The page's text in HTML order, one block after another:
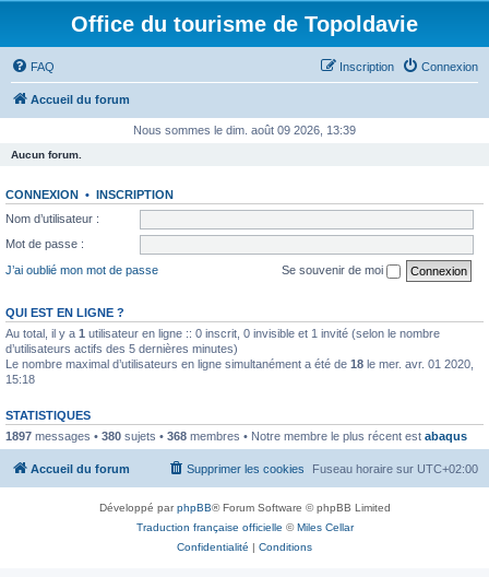
Office du tourisme de Topoldavie
FAQ Connexion
Inscription
Accueil du forum
Nous sommes le dim. août 09 2026, 13:39
Aucun forum.
CONNEXION • INSCRIPTION
Nom d’utilisateur :
Mot de passe :
J’ai oublié mon mot de passe
Se souvenir de moi
QUI EST EN LIGNE ?
Au total, il y a 1 utilisateur en ligne :: 0 inscrit, 0 invisible et 1 invité (selon le nombre
d’utilisateurs actifs des 5 dernières minutes)
Le nombre maximal d’utilisateurs en ligne simultanément a été de 18 le mer. avr. 01 2020,
15:18
STATISTIQUES
1897 messages • 380 sujets • 368 membres • Notre membre le plus récent est abaqus
Accueil du forum Fuseau horaire sur UTC+02:00
Supprimer les cookies
Développé parphpBB® Forum Software © phpBB Limited
Traduction française officielle ©Miles Cellar
Confidentialité | Conditions